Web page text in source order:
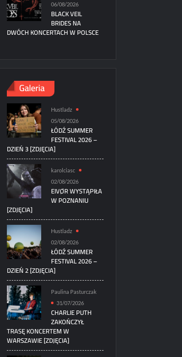
06/08/2026
BLACK VEIL
BRIDES NA
DWÓCH KONCERTACH W POLSCE
Galeria
Hustladz
05/08/2026
ŁÓDŹ SUMMER
FESTIVAL 2026 –
DZIEŃ 3 [ZDJĘCIA]
karolciasc
02/08/2026
EIVØR WYSTĄPIŁA
W POZNANIU
[ZDJĘCIA]
Hustladz
02/08/2026
ŁÓDŹ SUMMER
FESTIVAL 2026 –
DZIEŃ 2 [ZDJĘCIA]
Paulina Pasturczak
31/07/2026
CHARLIE PUTH
ZAKOŃCZYŁ
TRASĘ KONCERTEM W
WARSZAWIE [ZDJĘCIA]